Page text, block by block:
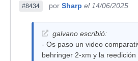
#8434 por Sharp el 14/06/2025
galvano escribió:
- Os paso un video
behringer 2-xm y la reedición